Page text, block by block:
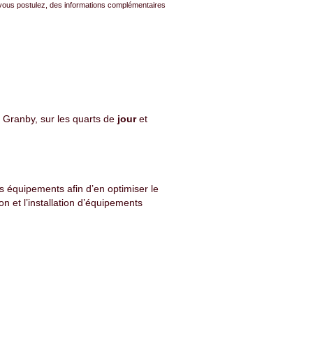
postulez, des informations complémentaires
sur les quarts de jouret
équipements afin d’en optimiser le
et l’installation d’équipements